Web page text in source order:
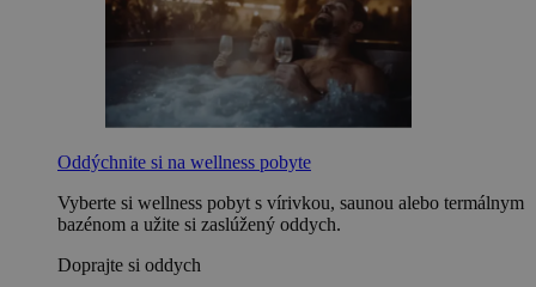
Oddýchnite si na wellness pobyte
Vyberte si wellness pobyt s vírivkou, saunou alebo termálnym
bazénom a užite si zaslúžený oddych.
Doprajte si oddych